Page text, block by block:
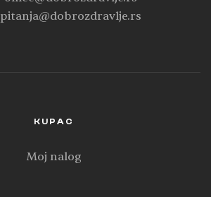
KUPAC
Moj nalog
pitanja@dobrozdravlje.rs